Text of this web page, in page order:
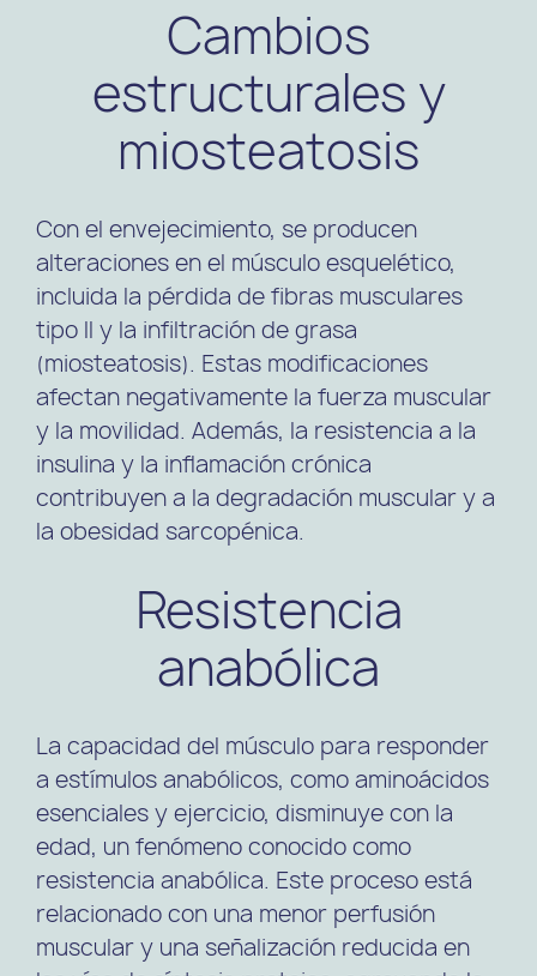
Cambios
estructurales y
miosteatosis
Con el envejecimiento, se producen
alteraciones en el músculo esquelético,
incluida la pérdida de fibras musculares
tipo II y la infiltración de grasa
(miosteatosis). Estas modificaciones
afectan negativamente la fuerza muscular
y la movilidad. Además, la resistencia a la
insulina y la inflamación crónica
contribuyen a la degradación muscular y a
la obesidad sarcopénica.
Resistencia
anabólica
La capacidad del músculo para responder
a estímulos anabólicos, como aminoácidos
esenciales y ejercicio, disminuye con la
edad, un fenómeno conocido como
resistencia anabólica. Este proceso está
relacionado con una menor perfusión
muscular y una señalización reducida en